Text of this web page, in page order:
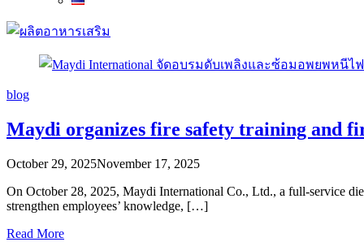
blog
Maydi organizes fire safety training and
October 29, 2025November 17, 2025
On October 28, 2025, Maydi International Co., Ltd., a full-service
strengthen employees’ knowledge, […]
Read More